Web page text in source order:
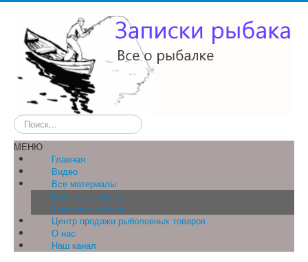
Искать...
МЕНЮ
Главная
Видео
Все материалы
Рыболовные места
Хитрости на рыбалке
Центр продажи рыболовных товаров
О нас
Наш канал